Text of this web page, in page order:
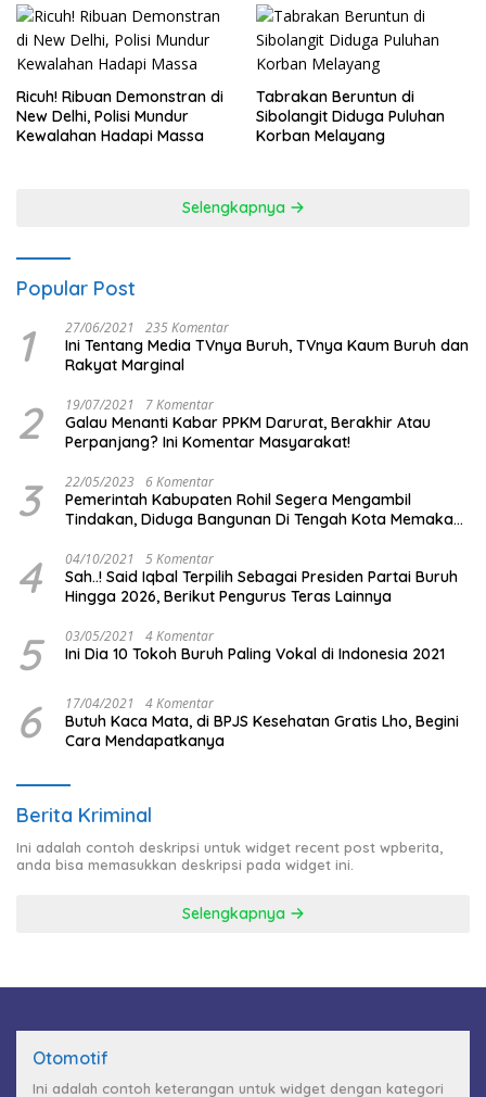
Ricuh! Ribuan Demonstran di
New Delhi, Polisi Mundur
Kewalahan Hadapi Massa
Tabrakan Beruntun di
Sibolangit Diduga Puluhan
Korban Melayang
Selengkapnya
Popular Post
1 27/06/2021 235 Komentar
Ini Tentang Media TVnya Buruh, TVnya Kaum Buruh dan
Rakyat Marginal
2 19/07/2021 7 Komentar
Galau Menanti Kabar PPKM Darurat, Berakhir Atau
Perpanjang? Ini Komentar Masyarakat!
3 22/05/2023 6 Komentar
Pemerintah Kabupaten Rohil Segera Mengambil
Tindakan, Diduga Bangunan Di Tengah Kota Memakan
4 04/10/2021 5 Komentar
Sah..! Said Iqbal Terpilih Sebagai Presiden Partai Buruh
Hingga 2026, Berikut Pengurus Teras Lainnya
5 03/05/2021 4 Komentar
Ini Dia 10 Tokoh Buruh Paling Vokal di Indonesia 2021
6 17/04/2021 4 Komentar
Butuh Kaca Mata, di BPJS Kesehatan Gratis Lho, Begini
Cara Mendapatkanya
Berita Kriminal
Ini adalah contoh deskripsi untuk widget recent post wpberita,
anda bisa memasukkan deskripsi pada widget ini.
Selengkapnya
Otomotif
Ini adalah contoh keterangan untuk widget dengan kategori